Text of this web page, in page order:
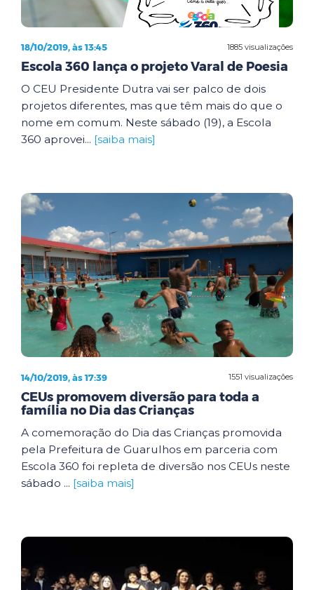
1885 visualizações
18/10/2019, às 13:45
Escola 360 lança o projeto Varal de Poesia
O CEU Presidente Dutra vai ser palco de dois
projetos diferentes, mas que têm mais do que o
nome em comum. Neste sábado (19), a Escola
360 aprovei... [saiba mais]
1551 visualizações
14/10/2019, às 17:39
CEUs promovem diversão para toda a
família no Dia das Crianças
A comemoração do Dia das Crianças promovida
pela Prefeitura de Guarulhos em parceria com
Escola 360 foi repleta de diversão nos CEUs neste
sábado ... [saiba mais]